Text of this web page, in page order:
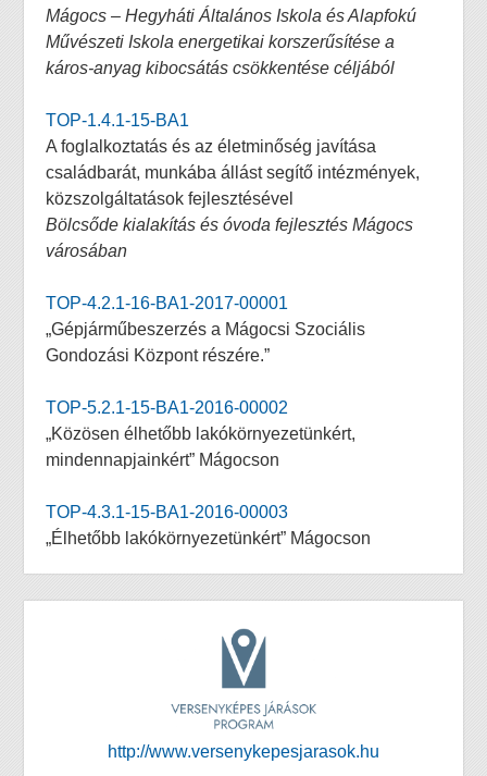
Mágocs – Hegyháti Általános Iskola és Alapfokú
Művészeti Iskola energetikai korszerűsítése a
káros-anyag kibocsátás csökkentése céljából
TOP-1.4.1-15-BA1
A foglalkoztatás és az életminőség javítása
családbarát, munkába állást segítő intézmények,
közszolgáltatások fejlesztésével
Bölcsőde kialakítás és óvoda fejlesztés Mágocs
városában
TOP-4.2.1-16-BA1-2017-00001
„Gépjárműbeszerzés a Mágocsi Szociális
Gondozási Központ részére.”
TOP-5.2.1-15-BA1-2016-00002
„Közösen élhetőbb lakókörnyezetünkért,
mindennapjainkért” Mágocson
TOP-4.3.1-15-BA1-2016-00003
„Élhetőbb lakókörnyezetünkért” Mágocson
http://www.versenykepesjarasok.hu